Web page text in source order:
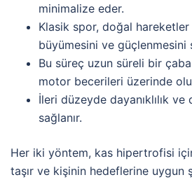
minimalize eder.
Klasik spor, doğal hareketler
büyümesini ve güçlenmesini
Bu süreç uzun süreli bir
motor becerileri üzerinde
İleri düzeyde dayanıklılık
sağlanır.
Her iki yöntem, kas hipertrofisi
taşır ve kişinin hedeflerine uygun